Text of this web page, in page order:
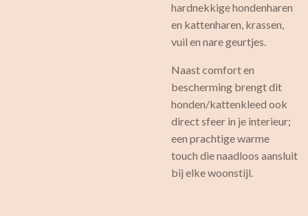
hardnekkige hondenharen
en kattenharen, krassen,
vuil en nare geurtjes.
Naast comfort en
bescherming brengt dit
honden/kattenkleed ook
direct sfeer in je interieur;
een prachtige warme
touch die naadloos aansluit
bij elke woonstijl.